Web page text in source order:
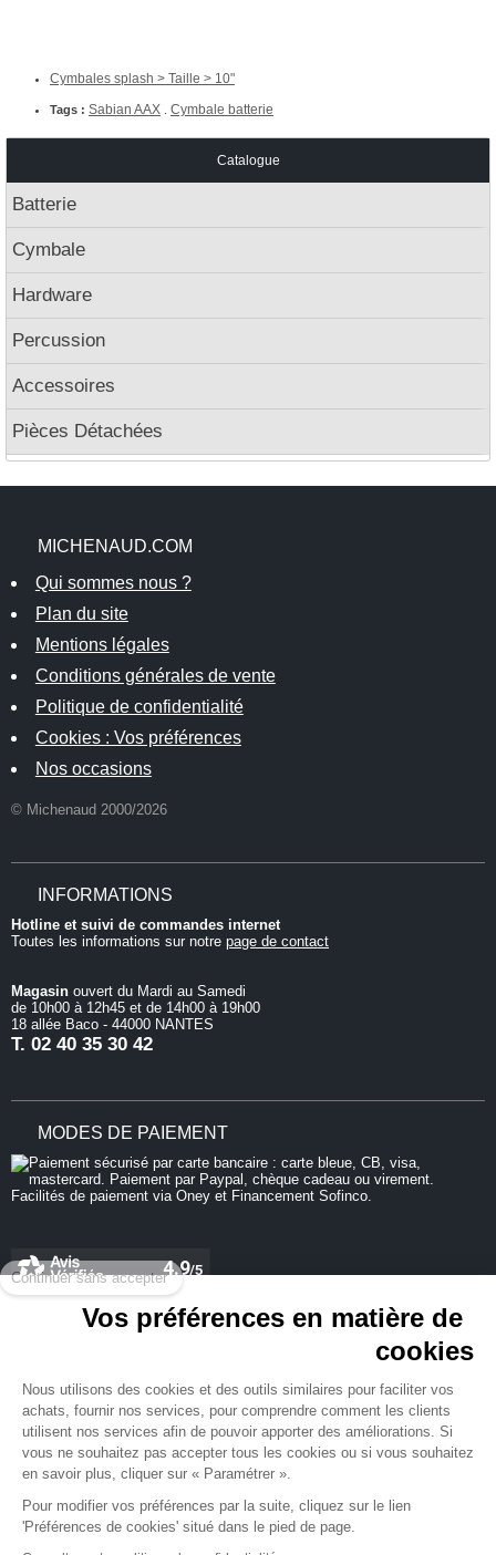
Vos préférences en matière de
cookies
Nous utilisons des cookies et des outils similaires pour faciliter vos
achats, fournir nos services, pour comprendre comment les clients
utilisent nos services afin de pouvoir apporter des améliorations. Si
vous ne souhaitez pas accepter tous les cookies ou si vous souhaitez
en savoir plus, cliquer sur « Paramétrer ».
Pour modifier vos préférences par la suite, cliquez sur le lien
'Préférences de cookies' situé dans le pied de page.
Cymbales splash > Taille > 10"
Tags : Sabian AAX Cymbale batterie
Catalogue
Batterie
Cymbale
Hardware
Percussion
Accessoires
Pièces Détachées
MICHENAUD.COM
Qui sommes nous ?
Plan du site
Mentions légales
Conditions générales de vente
Politique de confidentialité
Cookies : Vos préférences
Nos occasions
© Michenaud 2000/2026
INFORMATIONS
Hotline et suivi de commandes internet
Toutes les informations sur notre page de contact
Magasin ouvert du Mardi au Samedi
de 10h00 à 12h45 et de 14h00 à 19h00
18 allée Baco - 44000 NANTES
T. 02 40 35 30 42
MODES DE PAIEMENT
NEWSLETTER